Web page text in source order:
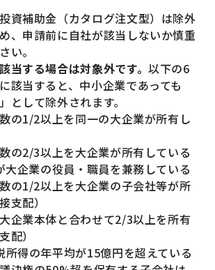
資補助金（カタログ注文型）は除外
、申請前に自社が該当しないか慎重
い。
当する場合は対象外です。以下の6
該当すると、中小企業であっても
として除外されます。
の1/2以上を同一の大企業が所有し
の2/3以上を大企業が所有している
企業の役員・職員を兼務している
の1/2以上を大企業の子会社等が所
支配）
企業本体と合わせて2/3以上を所有
配）
所得の年平均が15億円を超えている